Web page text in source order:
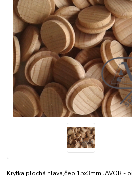
Krytka plochá hlava,čep 15x3mm JAVOR -